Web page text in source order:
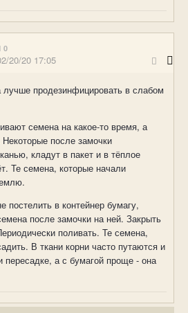
0
20/20 17:05
продезинфицировать в слабом
семена на какое-то время, а
после замочки
кладут в пакет и в тёплое
Те семена, которые начали
в контейнер бумагу,
после замочки на ней. Закрыть
поливать. Те семена,
В ткани корни часто путаются и
пересадке, а с бумагой проще - она